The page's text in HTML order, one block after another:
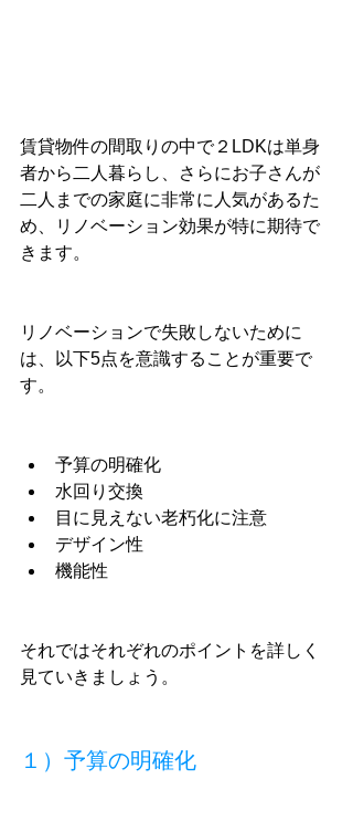
賃貸物件の間取りの中で２LDKは単身
者から二人暮らし、さらにお子さんが
二人までの家庭に非常に人気があるた
め、リノベーション効果が特に期待で
きます。
リノベーションで失敗しないために
は、以下5点を意識することが重要で
す。
予算の明確化
水回り交換
目に見えない老朽化に注意
デザイン性
機能性
それではそれぞれのポイントを詳しく
見ていきましょう。
１）予算の明確化